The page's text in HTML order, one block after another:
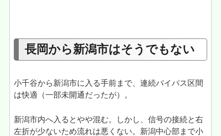
長岡から新潟市はそうでもない
小千谷から新潟市に入る手前まで、連続バイパス区間
は快適（一部未開通だったが）。
新潟市内へ入るとやや混む。しかし、信号の接続と右
左折が少ないため流れは悪くない。新潟中心部まで小